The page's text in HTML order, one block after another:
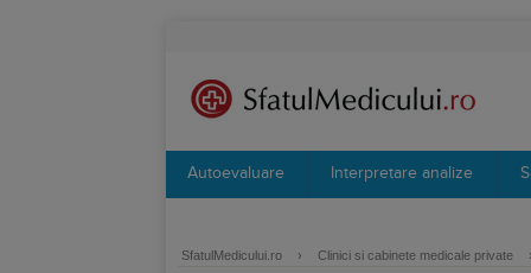
Autoevaluare Interpretare analize
SfatulMedicului.ro › Clinici si cabinete medicale private